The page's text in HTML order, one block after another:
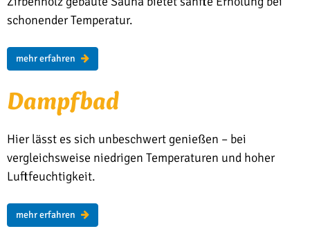
schonender Temperatur.
mehr erfahren
Dampf­­bad
Hier lässt es sich unbeschwert genießen – bei
vergleichsweise niedrigen Temperaturen und hoher
Luftfeuchtigkeit.
mehr erfahren